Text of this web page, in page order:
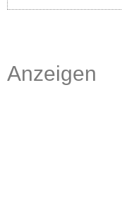
Anzeigen